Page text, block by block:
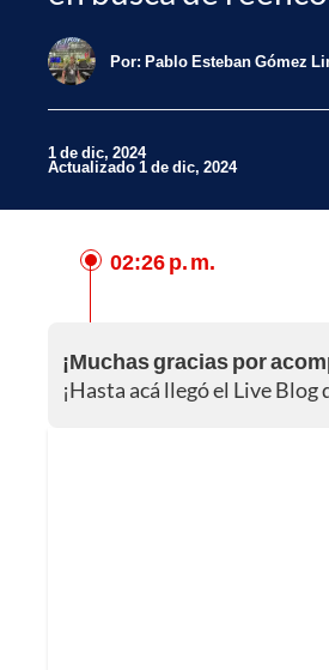
Por: Pablo Esteban Gómez
1 de dic, 2024
Actualizado 1 de dic, 2024
02:26 p. m.
¡Muchas gracias por
¡Hasta acá llegó el Live